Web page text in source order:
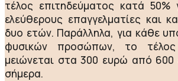
τέλος επιτηδεύματος κατά
ελεύθερους επαγγελματίες και
δυο ετών. Παράλληλα, για κάθε
φυσικών προσώπων, το τέλος
μειώνεται στα 300 ευρώ από 600
σήμερα.